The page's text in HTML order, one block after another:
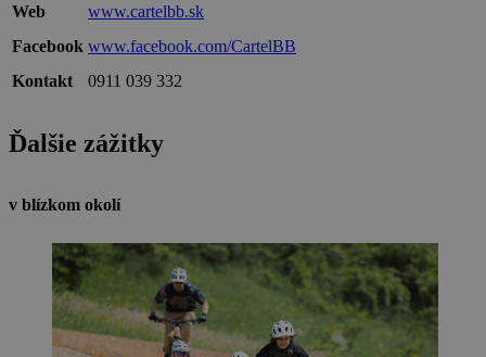
Web
www.cartelbb.sk
Facebook www.facebook.com/CartelBB
Kontakt
0911 039 332
Ďalšie zážitky
v blízkom okolí